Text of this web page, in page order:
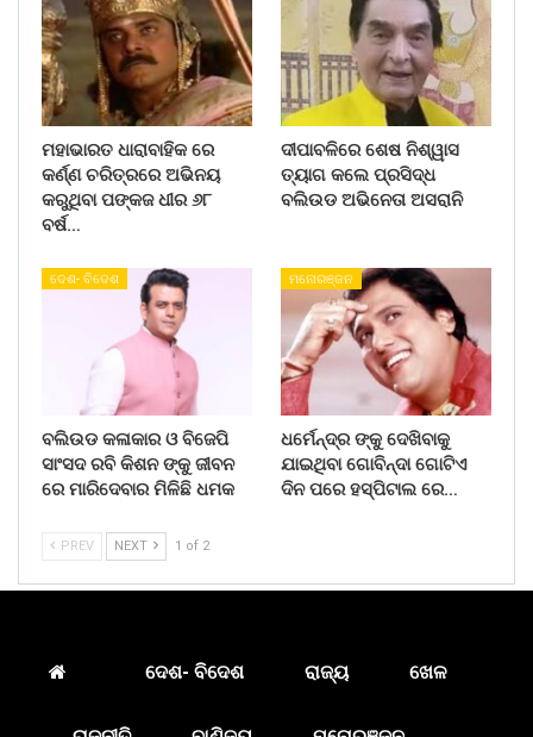
ମହାଭାରତ ଧାରାବାହିକ ରେ
କର୍ଣ୍ଣ ଚରିତ୍ରରେ ଅଭିନୟ
କରୁଥିବା ପଙ୍କଜ ଧୀର ୬୮
ବର୍ଷ…
ଦୀପାବଳିରେ ଶେଷ ନିଶ୍ୱାସ
ତ୍ୟାଗ କଲେ ପ୍ରସିଦ୍ଧ
ବଲିଉଡ ଅଭିନେତା ଅସରାନି
ଦେଶ- ବିଦେଶ
ବଲିଉଡ କଳାକାର ଓ ବିଜେପି
ସାଂସଦ ରବି କିଶନ ଙ୍କୁ ଜୀବନ
ରେ ମାରିଦେବାର ମିଳିଛି ଧମକ
ମନୋରଞ୍ଜନ
ଧର୍ମେନ୍ଦ୍ର ଙ୍କୁ ଦେଖିବାକୁ
ଯାଇଥିବା ଗୋବିନ୍ଦା ଗୋଟିଏ
ଦିନ ପରେ ହସ୍ପିଟାଲ ରେ…
PREV NEXT 1 of 2
ଦେଶ- ବିଦେଶ ରାଜ୍ୟ ଖେଳ